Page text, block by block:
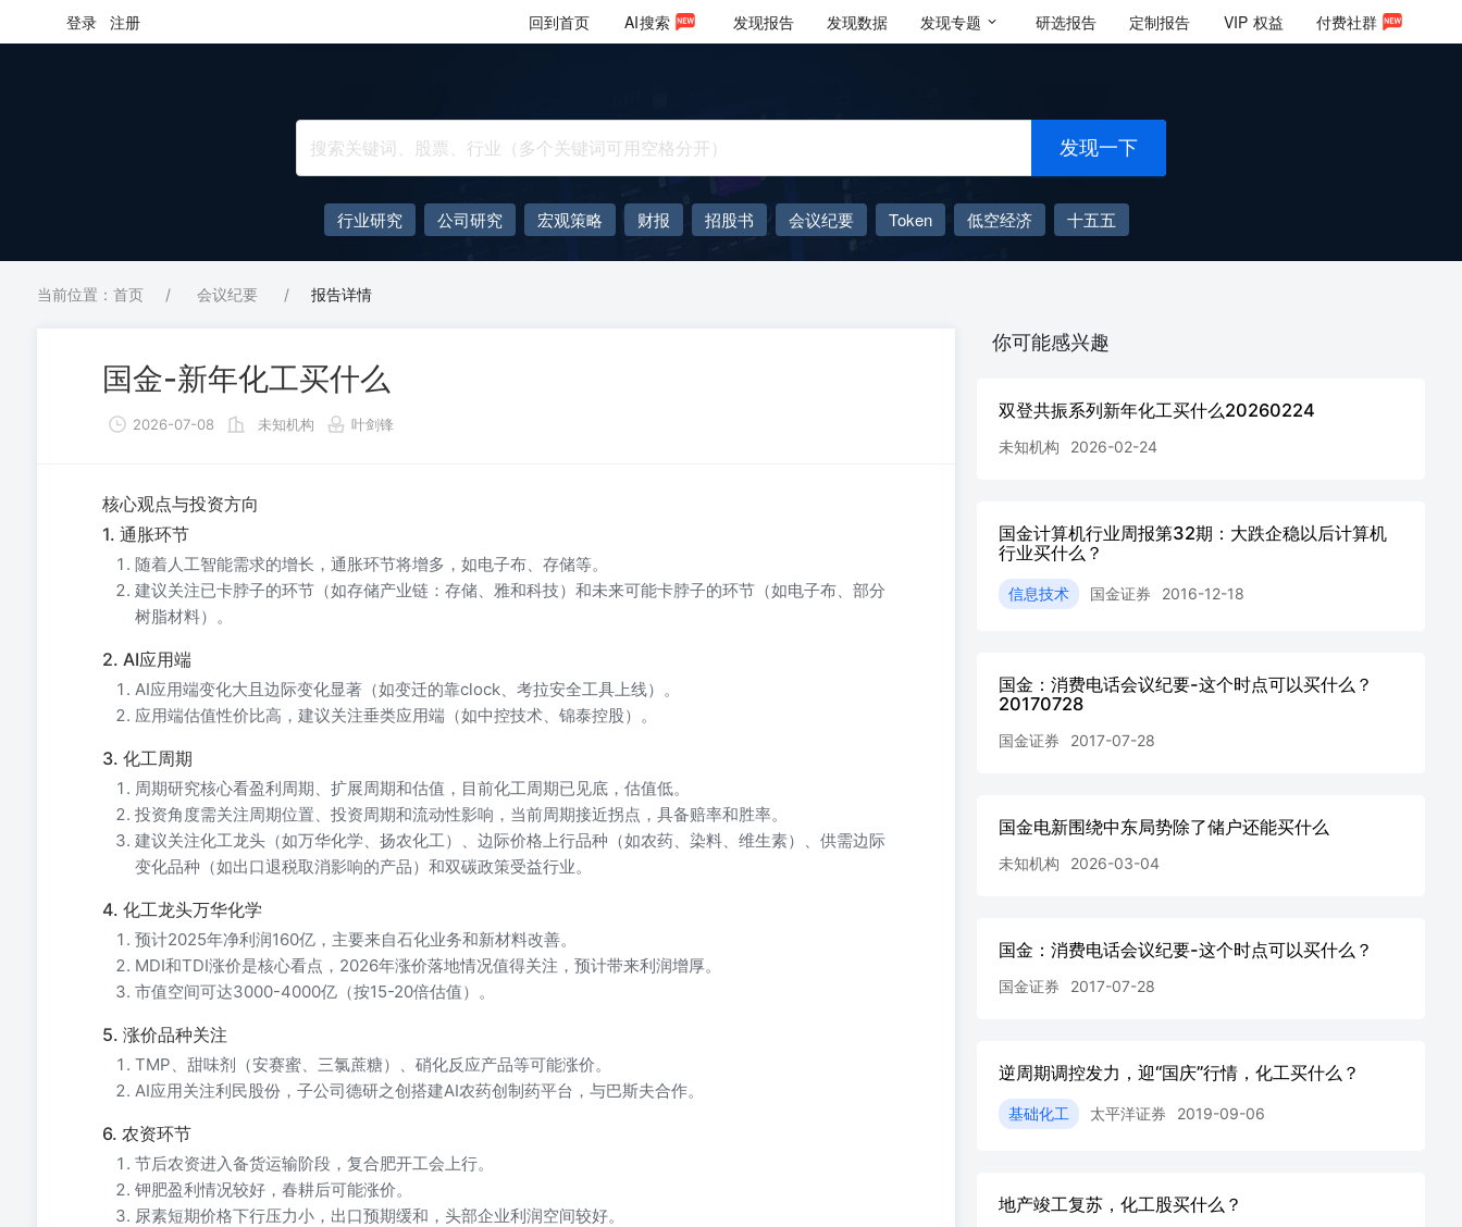
登录 注册 回到首页 AI搜索 发现报告 发现数据 发现专题 研选报告 定制报告 VIP 权益 付费社群
发现一下
行业研究 公司研究 宏观策略 财报 招股书 会议纪要 Token 低空经济
十五五
AIGC
大模型
当前位置：首页 / 会议纪要 / 报告详情
国金-新年化工买什么
2026-07-08 未知机构 叶剑锋
核心观点与投资方向
1. 通胀环节
随着人工智能需求的增长，通胀环节将增多，如电子布、存储等。
建议关注已卡脖子的环节（如存储产业链：存储、雅和科技）和未来可能卡脖子的环节（如电子布、部分
树脂材料）。
2. AI应用端
AI应用端变化大且边际变化显著（如变迁的靠clock、考拉安全工具上线）。
应用端估值性价比高，建议关注垂类应用端（如中控技术、锦泰控股）。
3. 化工周期
周期研究核心看盈利周期、扩展周期和估值，目前化工周期已见底，估值低。
投资角度需关注周期位置、投资周期和流动性影响，当前周期接近拐点，具备赔率和胜率。
建议关注化工龙头（如万华化学、扬农化工）、边际价格上行品种（如农药、染料、维生素）、供需边际
变化品种（如出口退税取消影响的产品）和双碳政策受益行业。
4. 化工龙头万华化学
预计2025年净利润160亿，主要来自石化业务和新材料改善。
MDI和TDI涨价是核心看点，2026年涨价落地情况值得关注，预计带来利润增厚。
市值空间可达3000-4000亿（按15-20倍估值）。
5. 涨价品种关注
TMP、甜味剂（安赛蜜、三氯蔗糖）、硝化反应产品等可能涨价。
AI应用关注利民股份，子公司德研之创搭建AI农药创制药平台，与巴斯夫合作。
6. 农资环节
节后农资进入备货运输阶段，复合肥开工会上行。
钾肥盈利情况较好，春耕后可能涨价。
尿素短期价格下行压力小，出口预期缓和，头部企业利润空间较好。
你可能感兴趣
双登共振系列新年化工买什么20260224
未知机构 2026-02-24
国金计算机行业周报第32期：大跌企稳以后计算机
行业买什么？
信息技术 国金证券 2016-12-18
国金：消费电话会议纪要-这个时点可以买什么？
20170728
国金证券 2017-07-28
国金电新围绕中东局势除了储户还能买什么
未知机构 2026-03-04
国金：消费电话会议纪要-这个时点可以买什么？
国金证券 2017-07-28
逆周期调控发力，迎“国庆”行情，化工买什么？
基础化工 太平洋证券 2019-09-06
地产竣工复苏，化工股买什么？